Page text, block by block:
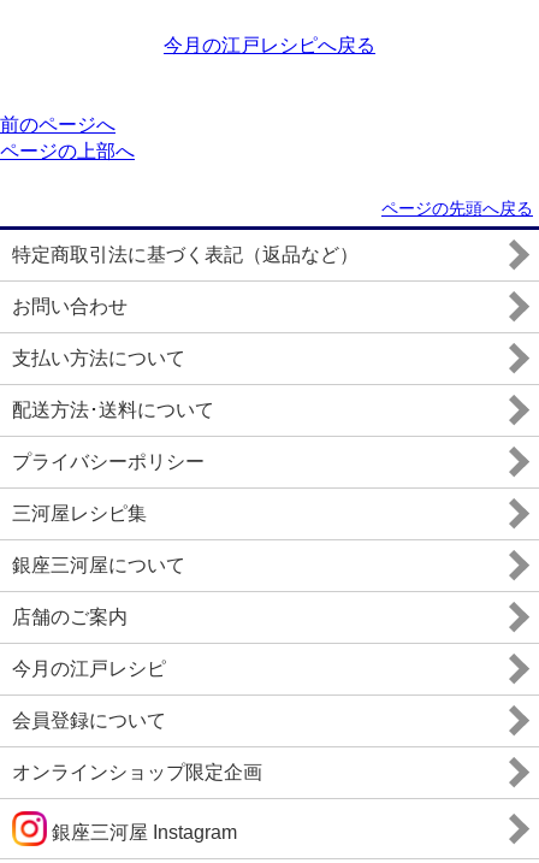
今月の江戸レシピへ戻る
前のページへ
ページの上部へ
ページの先頭へ戻る
特定商取引法に基づく表記（返品など）
お問い合わせ
支払い方法について
配送方法･送料について
プライバシーポリシー
三河屋レシピ集
銀座三河屋について
店舗のご案内
今月の江戸レシピ
会員登録について
オンラインショップ限定企画
銀座三河屋 Instagram